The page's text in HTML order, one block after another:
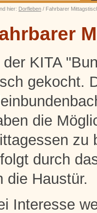
hier: Dorfleben / Fahrbarer
der KITA
gekocht.
die
zu
durch
die Haustür.
Interesse